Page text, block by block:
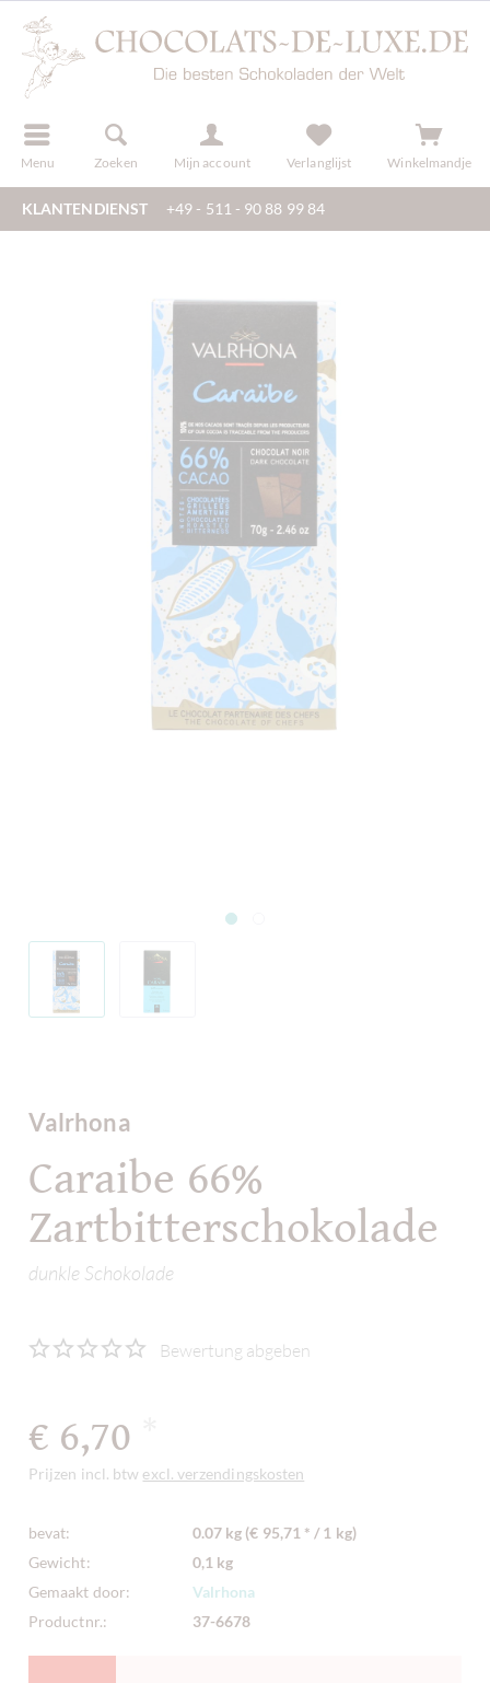
Menu Zoeken Mijn account
registreren Verlanglijst Winkelmandje
KLANTENDIENST +49 - 511 - 90 88 99 84
Valrhona
Caraibe 66%
Zartbitterschokolade
dunkle Schokolade
Bewertung abgeben
€ 6,70
Prijzen incl. btw excl. verzendingskosten
bevat:
0.07 kg (€ 95,71 * / 1 kg)
Gewicht:
0,1 kg
Gemaakt door:
Valrhona
Productnr.:
37-6678